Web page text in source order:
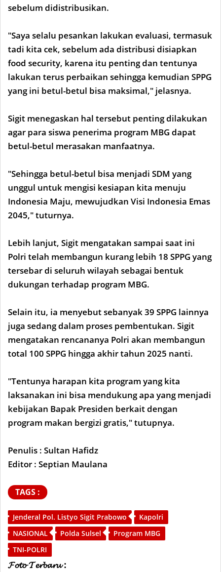
sebelum didistribusikan.
"Saya selalu pesankan lakukan evaluasi, termasuk
tadi kita cek, sebelum ada distribusi disiapkan
food security, karena itu penting dan tentunya
lakukan terus perbaikan sehingga kemudian SPPG
yang ini betul-betul bisa maksimal," jelasnya.
Sigit menegaskan hal tersebut penting dilakukan
agar para siswa penerima program MBG dapat
betul-betul merasakan manfaatnya.
"Sehingga betul-betul bisa menjadi SDM yang
unggul untuk mengisi kesiapan kita menuju
Indonesia Maju, mewujudkan Visi Indonesia Emas
2045," tuturnya.
Lebih lanjut, Sigit mengatakan sampai saat ini
Polri telah membangun kurang lebih 18 SPPG yang
tersebar di seluruh wilayah sebagai bentuk
dukungan terhadap program MBG.
Selain itu, ia menyebut sebanyak 39 SPPG lainnya
juga sedang dalam proses pembentukan. Sigit
mengatakan rencananya Polri akan membangun
total 100 SPPG hingga akhir tahun 2025 nanti.
"Tentunya harapan kita program yang kita
laksanakan ini bisa mendukung apa yang menjadi
kebijakan Bapak Presiden berkait dengan
program makan bergizi gratis," tutupnya.
Penulis : Sultan Hafidz
Editor : Septian Maulana
TAGS :
Jenderal Pol. Listyo Sigit Prabowo
Kapolri
NASIONAL
Polda Sulsel
Program MBG
TNI-POLRI
𝓕𝓸𝓽𝓸 𝓣𝓮𝓻𝓫𝓪𝓻𝓾 :